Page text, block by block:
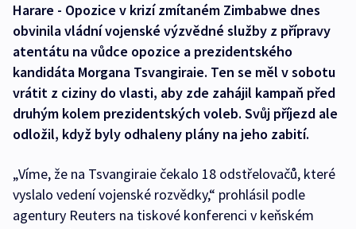
Harare - Opozice v krizí zmítaném Zimbabwe dnes
obvinila vládní vojenské výzvědné služby z přípravy
atentátu na vůdce opozice a prezidentského
kandidáta Morgana Tsvangiraie. Ten se měl v sobotu
vrátit z ciziny do vlasti, aby zde zahájil kampaň před
druhým kolem prezidentských voleb. Svůj příjezd ale
odložil, když byly odhaleny plány na jeho zabití.
„Víme, že na Tsvangiraie čekalo 18 odstřelovačů, které
vyslalo vedení vojenské rozvědky,“ prohlásil podle
agentury Reuters na tiskové konferenci v keňském